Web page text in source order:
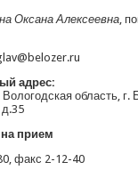
Оксана Алексеевна,
адрес:
Вологодская область, г.
прием
факс 2-12-40